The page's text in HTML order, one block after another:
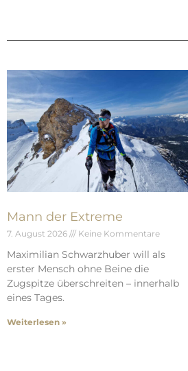
Mann der Extreme
7. August 2026 Keine Kommentare
Maximilian Schwarzhuber will als
erster Mensch ohne Beine die
Zugspitze überschreiten – innerhalb
eines Tages.
Weiterlesen »